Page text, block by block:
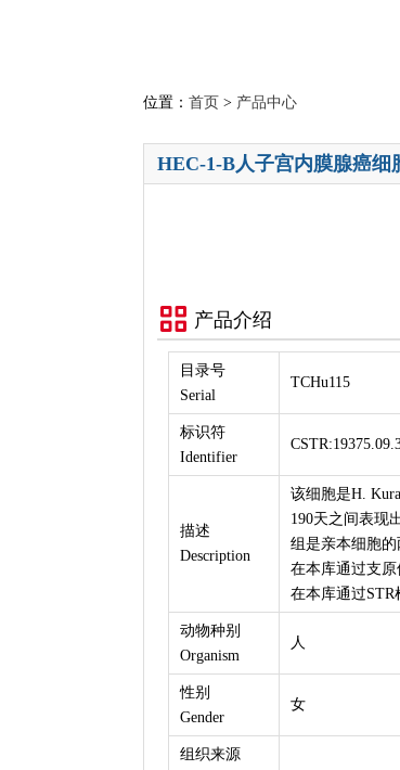
位置： 首页 > 产品中心
HEC-1-B人子宫内膜腺癌细
产品介绍
目录号
Serial
TCHu115
标识符
Identifier
描述
Description
该细胞是H.
190天之间表现
组是亲本细胞的
在本库通过支原
在本库通过STR
动物种别
Organism
人
性别
Gender
女
组织来源